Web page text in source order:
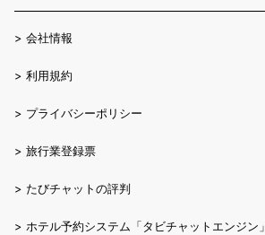
> 会社情報
> 利用規約
> プライバシーポリシー
> 旅行業登録票
> たびチャットの評判
> ホテル予約システム「タビチャットエンジン」